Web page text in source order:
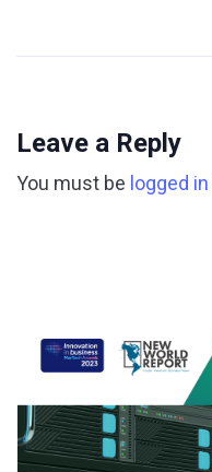
Leave a Reply
You must be logged in